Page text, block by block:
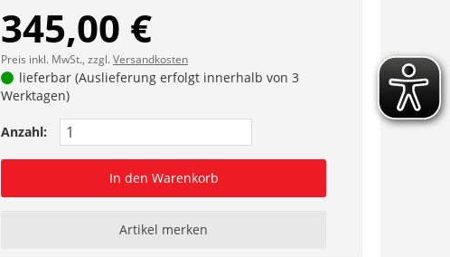
345,00 €
Preis inkl. MwSt., zzgl.Versandkosten
lieferbar (Auslieferung erfolgt innerhalb von 3
Werktagen)
Anzahl:
In den Warenkorb
Artikel merken